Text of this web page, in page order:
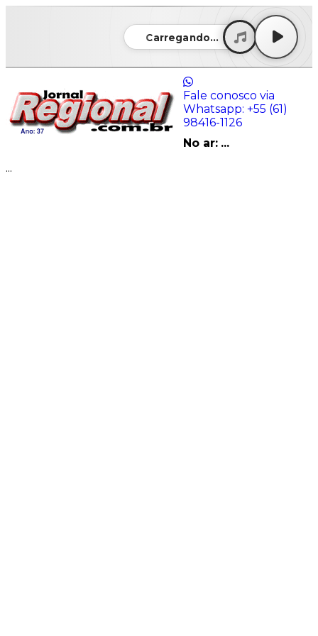
Carregando...
Fale conosco via
Whatsapp: +55 (61)
98416-1126
No ar: ...
...